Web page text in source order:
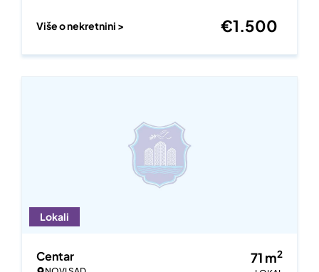
Više o nekretnini > €1.500
Lokali
Centar 71 m2